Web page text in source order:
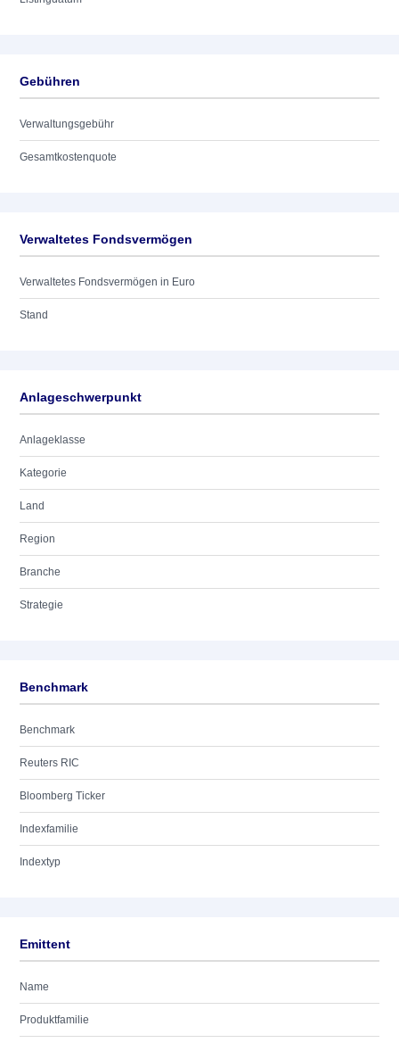
Gebühren
Verwaltungsgebühr
Gesamtkostenquote
Verwaltetes Fondsvermögen
Verwaltetes Fondsvermögen in Euro
Stand
Anlageschwerpunkt
Anlageklasse
Kategorie
Land
Region
Branche
Strategie
Benchmark
Benchmark
Reuters RIC
Bloomberg Ticker
Indexfamilie
Indextyp
Emittent
Name
Produktfamilie